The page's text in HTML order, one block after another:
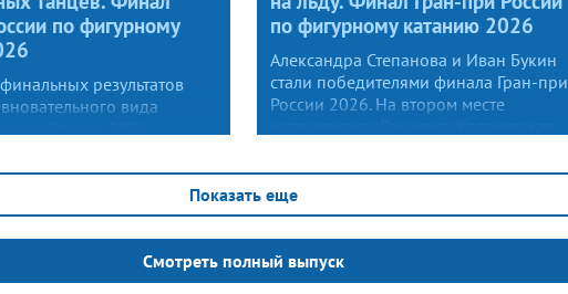
по фигурному
результатов
вида
по фигурному катанию 2026
Александра Степанова и Иван Букин
стали победителями финала Гран-при
России 2026. На втором месте
Екатерина Миронова и Евгений
Устенко.
Показать еще
Смотреть полный выпуск